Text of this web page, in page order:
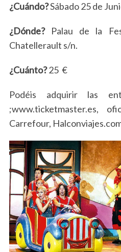
¿Cuándo?Sábado 25 de
¿Dónde?Palau de la
Chatellerault s/n.
¿Cuánto?25 €
Podéis adquirir las
;www.ticketmaster.es,
Carrefour,